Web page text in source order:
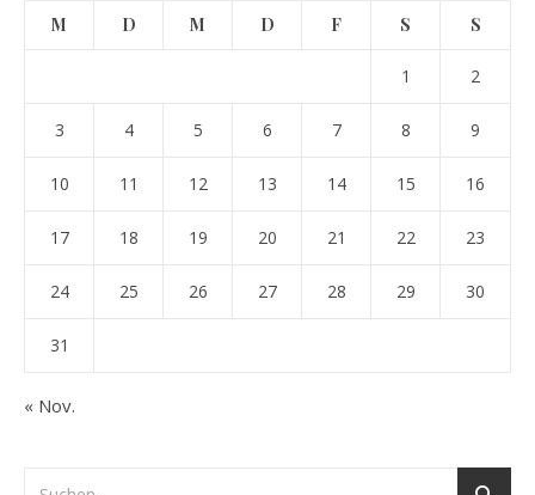
M D M D F S S
1 2
3 4 5 6 7 8 9
10 11 12 13 14 15 16
17 18 19 20 21 22 23
24 25 26 27 28 29 30
31
« Nov.